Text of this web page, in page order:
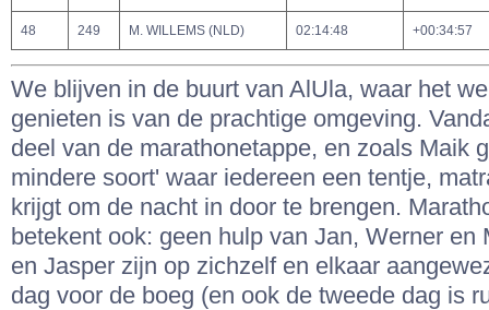
48 249 M. WILLEMS (NLD) 02:14:48 +00:34:57
We blijven in de buurt van AlUla, waar het
genieten is van de prachtige omgeving.
deel van de marathonetappe, en zoals Maik
mindere soort' waar iedereen een tentje,
krijgt om de nacht in door te brengen.
betekent ook: geen hulp van Jan, Werner en
en Jasper zijn op zichzelf en elkaar
dag voor de boeg (en ook de tweede dag is